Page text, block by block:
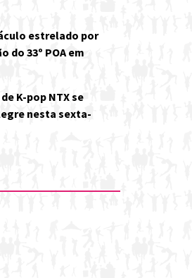
estrelado por
do 33º POA em
K-pop NTX se
nesta sexta-